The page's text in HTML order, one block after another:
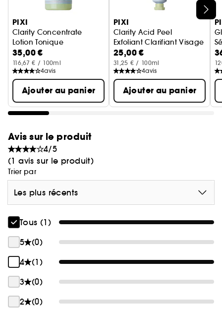
Ignorer le carrousel produits
PIXI
Clarity Concentrate
Lotion Tonique
35,00 €
116,67 € / 100ml
4avis
Ajouter au panier
PIXI
Clarity Acid Peel
Exfoliant Clarifiant Visage
25,00 €
31,25 € / 100ml
4avis
Ajouter au panier
Avis sur le produit
4/5
(1 avis sur le produit)
Trier par
Les plus récents
Tous (1)
5
(0)
4
(1)
3
(0)
2
(0)